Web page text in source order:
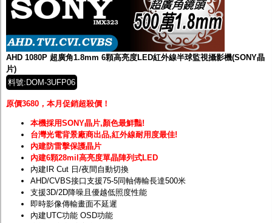
AHD 1080P 超廣角1.8mm 6顆高亮度LED紅外線半球監視攝影機(SONY晶
片)
料號:DOM-3UFP06
原價3680，本月促銷超殺價！
本機採用SONY晶片,顏色最鮮豔!
台灣光電背景廠商出品,紅外線耐用度最佳!
內建防雷擊保護晶片
內建6顆28mil高亮度單晶陣列式LED
內建IR Cut 日/夜間自動切換
AHD/CVBS接口支援75-5同軸傳輸長達500米
支援3D/2D降噪且優越低照度性能
即時影像傳輸畫面不延遲
內建UTC功能 OSD功能